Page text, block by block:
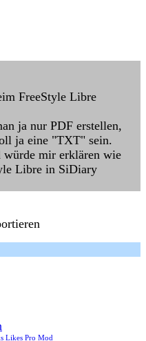
FreeStyle Libre
ja nur PDF erstellen,
ja eine "TXT" sein.
würde mir erklären wie
Libre in SiDiary
Likes Pro Mod